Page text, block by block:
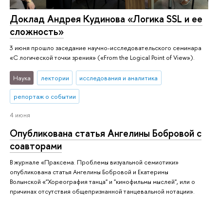
Доклад Андрея Кудинова «Логика SSL и ее
сложность»
3 июня прошло заседание научно-исследовательского семинара
«С логической точки зрения» («From the Logical Point of View»).
Наука лектории исследования и аналитика
репортаж о событии
4 июня
Опубликована статья Ангелины Бобровой с
соавторами
В журнале «Праксема. Проблемы визуальной семиотики»
опубликована статья Ангелины Бобровой и Екатерины
Волынской «"Хореография танца" и "кинофильмы мыслей", или о
причинах отсутствия общепризнанной танцевальной нотации».